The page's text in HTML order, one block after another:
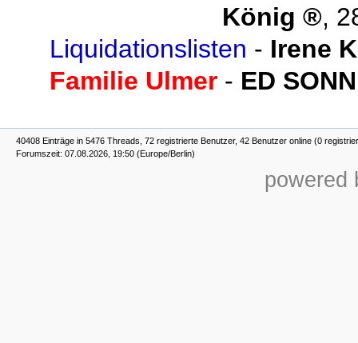
König
,
Liquidationslisten - Irene
Familie Ulmer - ED
40408 Einträge in 5476 Threads, 72 registrierte Benutzer, 42 Benutzer online (0
Forumszeit: 07.08.2026, 19:50 (Europe/Berlin)
powered